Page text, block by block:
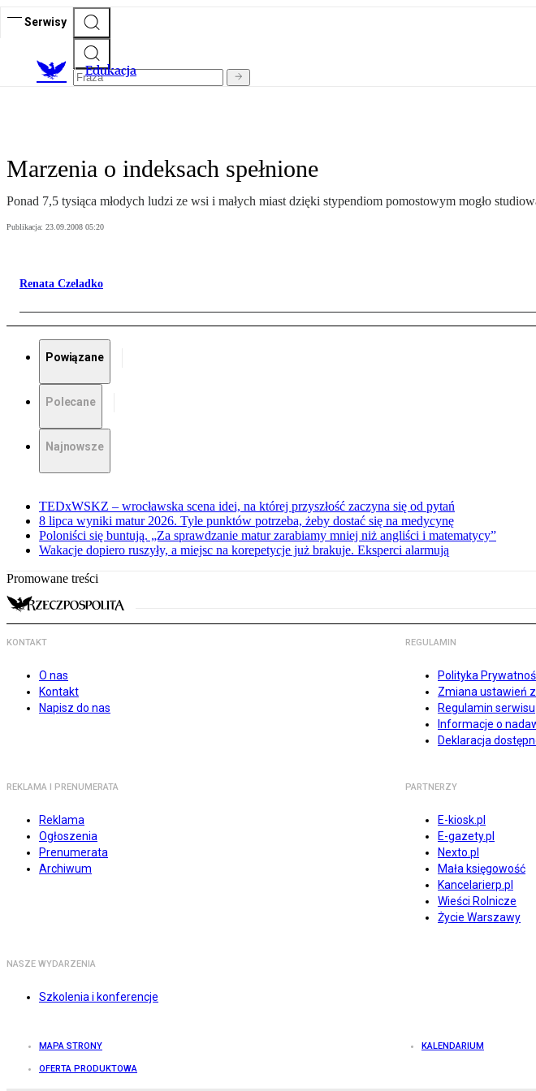
Serwisy
Edukacja
Marzenia o indeksach spełnione
Ponad 7,5 tysiąca młodych ludzi ze wsi i małych miast dzięki stypendiom pomostowym mogło
Publikacja: 23.09.2008 05:20
Renata Czeladko
Powiązane
Polecane
Najnowsze
TEDxWSKZ – wrocławska scena idei, na której przyszłość zaczyna się od pytań
8 lipca wyniki matur 2026. Tyle punktów potrzeba, żeby dostać się na medycynę
Poloniści się buntują. „Za sprawdzanie matur zarabiamy mniej niż angliści i matematycy”
Wakacje dopiero ruszyły, a miejsc na korepetycje już brakuje. Eksperci alarmują
Promowane treści
KONTAKT
O nas
Kontakt
Napisz do nas
REGULAMIN
Polityka
Zmiana ustawień
Regulamin serwisu
Informacje o
Deklaracja
REKLAMA I PRENUMERATA
Reklama
Ogłoszenia
Prenumerata
Archiwum
PARTNERZY
E-kiosk.pl
E-gazety.pl
Nexto.pl
Mała księgowość
Kancelarierp.pl
Wieści Rolnicze
Życie Warszawy
NASZE WYDARZENIA
Szkolenia i konferencje
MAPA STRONY KALENDARIUM
OFERTA PRODUKTOWA